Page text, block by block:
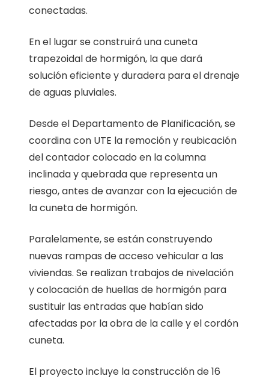
conectadas.
En el lugar se construirá una cuneta
trapezoidal de hormigón, la que dará
solución eficiente y duradera para el drenaje
de aguas pluviales.
Desde el Departamento de Planificación, se
coordina con UTE la remoción y reubicación
del contador colocado en la columna
inclinada y quebrada que representa un
riesgo, antes de avanzar con la ejecución de
la cuneta de hormigón.
Paralelamente, se están construyendo
nuevas rampas de acceso vehicular a las
viviendas. Se realizan trabajos de nivelación
y colocación de huellas de hormigón para
sustituir las entradas que habían sido
afectadas por la obra de la calle y el cordón
cuneta.
El proyecto incluye la construcción de 16